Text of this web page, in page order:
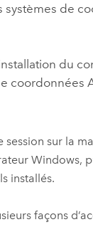
systèmes de
du
coordonnées
session sur la
Windows,
installés.
façons